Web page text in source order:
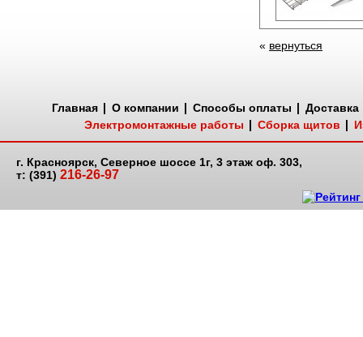
« вернуться
Главная О компании Способы оплаты
Доставка
Электромонтажные работы
Сборка щитов
г. Красноярск, Северное шоссе 1г, 3 этаж оф. 303,
т: (391) 216-26-97